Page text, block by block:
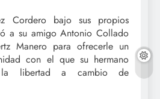
Cordero bajo sus propios
a su amigo Antonio Collado
Manero para ofrecerle un
con el que su hermano
la libertad a cambio de